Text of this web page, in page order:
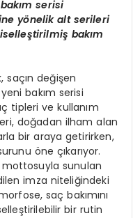
serisi
yönelik alt serileri
bakım
saçın değişen
bakım serisi
tipleri ve kullanım
doğadan ilham alan
bir araya getirirken,
öne çıkarıyor.
mottosuyla sunulan
imza niteliğindeki
saç bakımını
bir rutin